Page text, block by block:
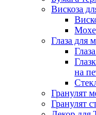
Вискоза
Глаза для
на
Гранулят
Гранулят